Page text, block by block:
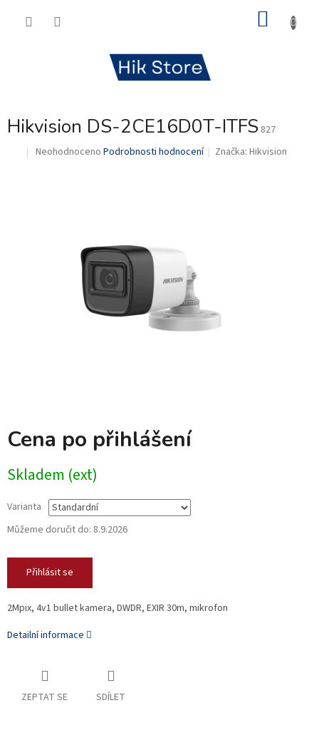
Hikvision DS-2CE16D0T-ITFS 827
Průměrné
Neohodnoceno Podrobnosti hodnocení Značka:Hikvision
Cena po přihlášení
Skladem (ext)
Varianta
Můžeme doručit do: 8.9.2026
Přihlásit se
2Mpix, 4v1 bullet kamera, DWDR, EXIR 30m, mikrofon
Detailní informace
ZEPTAT SE SDÍLET